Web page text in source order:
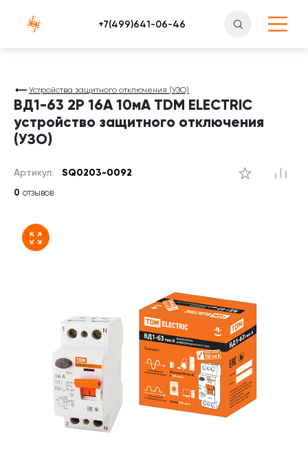
Атлантснаб
Устройства защитного отключения (УЗО)
ВД1-63 2Р 16А 10мА TDM ELECTRIC
устройство защитного отключения
(УЗО)
Артикул: SQ0203-0092